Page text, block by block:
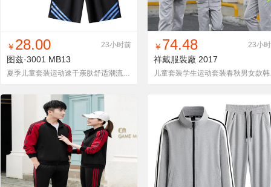
找同款 加入铺货单 收藏
￥ 28.00 23小时前
图兹·3001 MB13
夏季儿童套装运动速干亲肤舒适潮流短袖短裤套装
找同款 加入铺货单 收藏
￥ 74.48 23小
祥戴服裝廠 2017
儿童